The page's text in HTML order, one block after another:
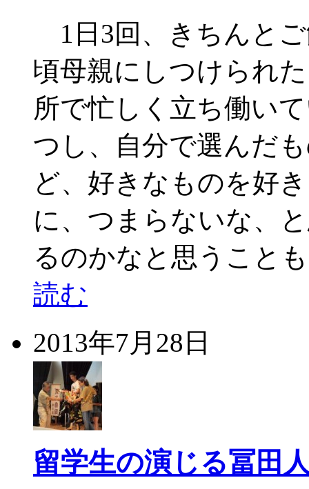
1日3回、きちんと
頃母親にしつけられ
所で忙しく立ち働い
つし、自分で選んだ
ど、好きなものを好
に、つまらないな、
るのかなと思うこと
読む
2013年7月28日
留学生の演じる冨田